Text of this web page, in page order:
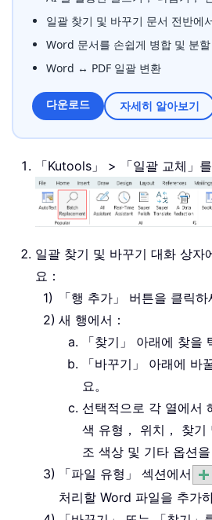
일괄 찾기 및 바꾸기 문서 전반에
Word 문서를 손쉽게 병합 및 분할
Word ↔ PDF 일괄 변환
다운로드 자세히 알아보기
「Kutools」 > 「일괄 교체」를
일괄 찾기 및 바꾸기 대화 상자
요：
「행 추가」 버튼을 클릭하
새 행에서：
「찾기」 아래에 찾을
「바꾸기」 아래에 바
요。
선택적으로 각 열에서
색 유형， 위치， 찾
조 색상 및 기타 옵션
「파일 유형」 섹션에서
처리할 Word 파일을 추가하